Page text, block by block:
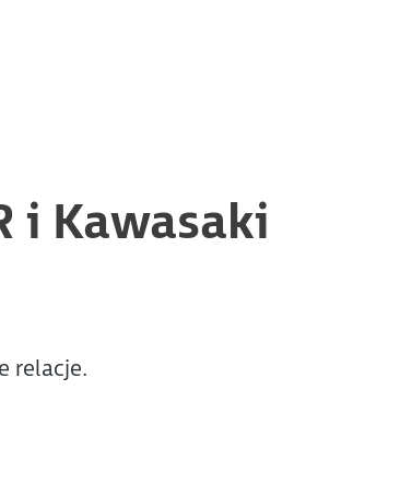
i Kawasaki
relacje.